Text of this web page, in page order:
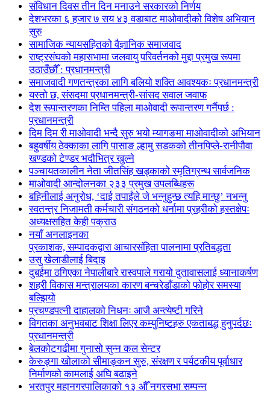
संविधान दिवस तीन दिन मनाउने सरकारको निर्णय
देशभरका ६ हजार ७ सय ४३ वडाबाट माओवादीको विशेष अभियान
सुरु
सामाजिक न्यायसहितको वैज्ञानिक समाजवाद
राष्ट्रसंघको महासभामा जलवायु परिवर्तनको मुद्दा प्रमुख रूपमा
उठाउँछौँ : प्रधानमन्त्री
समाजवादी गणतन्त्रका लागि बलियो शक्ति आवश्यकः प्रधानमन्त्री
यस्तो छ, संसदमा प्रधानमन्त्री-सांसद सवाल जवाफ
देश रूपान्तरणका निम्ति पहिला माओवादी रूपान्तरण गर्नैपर्छ :
प्रधानमन्त्री
दिम दिम री माओवादी भन्दै सुरु भयो म्यागङमा माओवादीको अभियान
बहुवर्षीय ठेक्काका लागि पासाङ ल्हामु सडकको तीनपिप्ले-रानीपौवा
खण्डको टेण्डर भदौभित्र खुल्ने
पञ्चायतकालीन नेता जीतसिंह खड्काको स्मृतिग्रन्थ सार्वजनिक
माओवादी आन्दोलनका २३३ प्रमुख उपलब्धिहरू
बहिनीलाई अनुरोध, ‘दाई तपाईंले जे भन्नुहुन्छ त्यहि मान्छु’ नभन्नु
स्वतन्त्र निजामती कर्मचारी संगठनको धर्नामा प्रहरीको हस्तक्षेपः
अध्यक्षसहित केही पक्राउ
नयाँ अनलाइनका
प्रकाशक, सम्पादकद्वारा आचारसंहिता पालनामा प्रतिबद्धता
उसु खेलाडीलाई बिदाइ
दुबईमा ठगिएका नेपालीबारे रास्वपाले गरायो दुतावासलाई ध्यानाकर्षण
शहरी विकास मन्त्रालयका कारण बन्चरेडाँडाको फोहोर समस्या
बल्झियो
प्रचण्डपत्नी दाहालको निधनः आजै अन्त्येष्टी गरिने
विगतका अनुभवबाट शिक्षा लिएर कम्युनिष्टहरु एकताबद्ध हुनुपर्दछः
प्रधानमन्त्री
बेलकोटगढीमा गुनासो सुन्न कल सेन्टर
केरुङ्गा खोलाको सीमाङ्कन सुरु, संरक्षण र पर्यटकीय पूर्वाधार
निर्माणको कामलाई अघि बढाइने
भरतपुर महानगरपालिकाको १३ औँ नगरसभा सम्पन्न